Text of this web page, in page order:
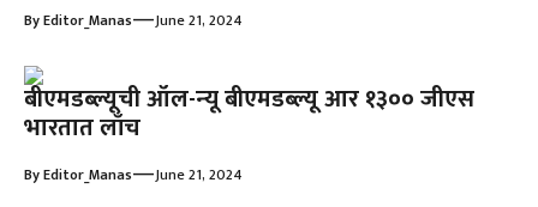
ByEditor_Manas—June 21, 2024
बीएमडब्ल्यूची ऑल-न्‍यू बीएमडब्ल्यू आर १३०० जीएस
भारतात लाँच
ByEditor_Manas—June 21, 2024